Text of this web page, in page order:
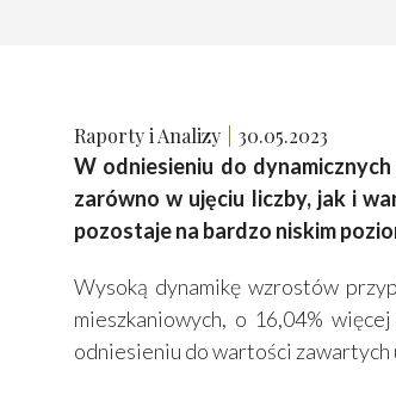
Raporty i Analizy 30.05.2023
W odniesieniu do
zarówno w ujęciu liczby, jak i
pozostaje na bardzo niskim
Wysoką dynamikę wzrostów
mieszkaniowych, o 16,04%
odniesieniu do wartości zawartych